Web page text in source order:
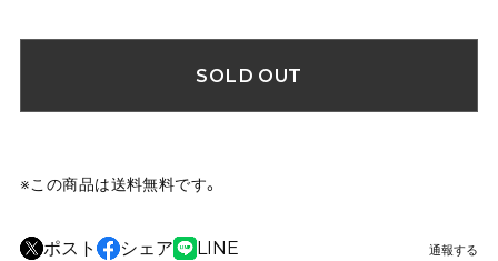
SOLD OUT
※この商品は送料無料です。
ポスト シェア LINE 通報する